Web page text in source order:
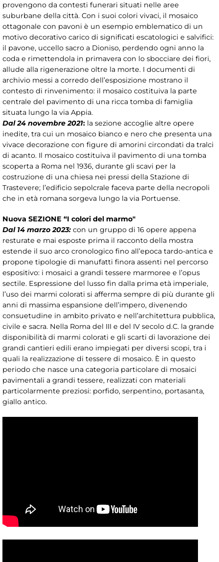
provengono da contesti funerari situati nelle aree
suburbane della città. Con i suoi colori vivaci, il mosaico
ottagonale con pavoni è un esempio emblematico di un
motivo decorativo carico di significati escatologici e salvifici:
il pavone, uccello sacro a Dioniso, perdendo ogni anno la
coda e rimettendola in primavera con lo sbocciare dei fiori,
allude alla rigenerazione oltre la morte. I documenti di
archivio messi a corredo dell’esposizione mostrano il
contesto di rinvenimento: il mosaico costituiva la parte
centrale del pavimento di una ricca tomba di famiglia
situata lungo la via Appia.
Dal 24 novembre 2021: la sezione accoglie altre opere
inedite, tra cui un mosaico bianco e nero che presenta una
vivace decorazione con figure di amorini circondati da tralci
di acanto. Il mosaico costituiva il pavimento di una tomba
scoperta a Roma nel 1936, durante gli scavi per la
costruzione di una chiesa nei pressi della Stazione di
Trastevere; l’edificio sepolcrale faceva parte della necropoli
che in età romana sorgeva lungo la via Portuense.
Nuova SEZIONE “I colori del marmo"
Dal 14 marzo 2023: con un gruppo di 16 opere appena
resturate e mai esposte prima il racconto della mostra
estende il suo arco cronologico fino all’epoca tardo-antica e
propone tipologie di manufatti finora assenti nel percorso
espositivo: i mosaici a grandi tessere marmoree e l’opus
sectile. Espressione del lusso fin dalla prima età imperiale,
l’uso dei marmi colorati si afferma sempre di più durante gli
anni di massima espansione dell’impero, divenendo
consuetudine in ambito privato e nell’architettura pubblica,
civile e sacra. Nella Roma del III e del IV secolo d.C. la grande
disponibilità di marmi colorati e gli scarti di lavorazione dei
grandi cantieri edili erano impiegati per diversi scopi, tra i
quali la realizzazione di tessere di mosaico. È in questo
periodo che nasce una categoria particolare di mosaici
pavimentali a grandi tessere, realizzati con materiali
particolarmente preziosi: porfido, serpentino, portasanta,
giallo antico.